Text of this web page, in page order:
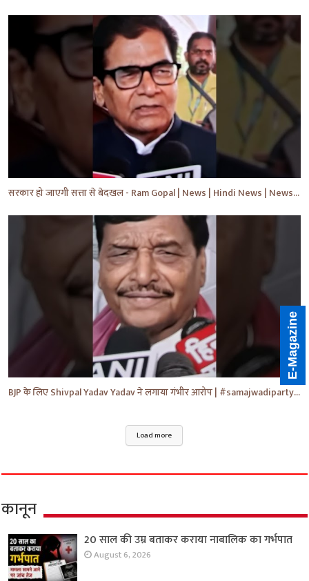
सरकार हो जाएगी सत्ता से बेदखल - Ram Gopal | News | Hindi News | News Today | #shorts #ytshorts #yt
BJP के लिए Shivpal Yadav Yadav ने लगाया गंभीर आरोप | #samajwadiparty | Akhilesh Yadav | #shorts #yt
Load more
कानून
20 साल की उम्र बताकर कराया नाबालिक का गर्भपात
August 6, 2026
E-Magazine